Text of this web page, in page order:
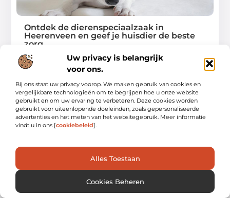
Uw privacy is belangrijk
voor ons.
Bij ons staat uw privacy voorop. We maken gebruik van cookies en
vergelijkbare technologieën om te begrijpen hoe u onze website
gebruikt en om uw ervaring te verbeteren. Deze cookies worden
gebruikt voor uiteenlopende doeleinden, zoals gepersonaliseerde
advertenties en het meten van het websitegebruik. Meer informatie
vindt u in ons [cookiebeleid].
Alles Toestaan
Cookies Beheren
Ontdek de dierenspeciaalzaak in
Heerenveen en geef je huisdier de beste
zorg
Welkom bij de dierenspeciaalzaak in Heerenveen
(Huisdierbenodigdheden), waar je alles kunt vinden om je
...